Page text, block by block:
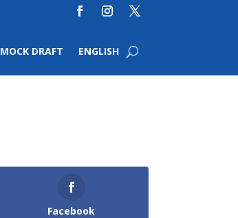
MOCK DRAFT ENGLISH
Facebook